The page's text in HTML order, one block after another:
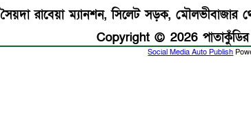
সৈয়দা রাবেয়া ম্যানশন, সিলেট সড়ক,
Copyright © 2026
Social Media Auto Publish